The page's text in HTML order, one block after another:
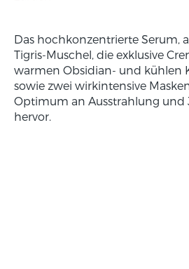
Das hochkonzentrierte Serum,
Tigris-Muschel, die exklusive
warmen Obsidian- und kühlen
sowie zwei wirkintensive
Optimum an Ausstrahlung und
hervor.